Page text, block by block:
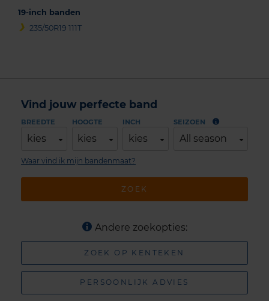
19-inch banden
235/50R19 111T
Vind jouw perfecte band
BREEDTE
kies
HOOGTE
kies
INCH
kies
SEIZOEN
All season
ZOEK
Waar vind ik mijn bandenmaat?
Andere zoekopties:
ZOEK OP KENTEKEN
PERSOONLIJK ADVIES